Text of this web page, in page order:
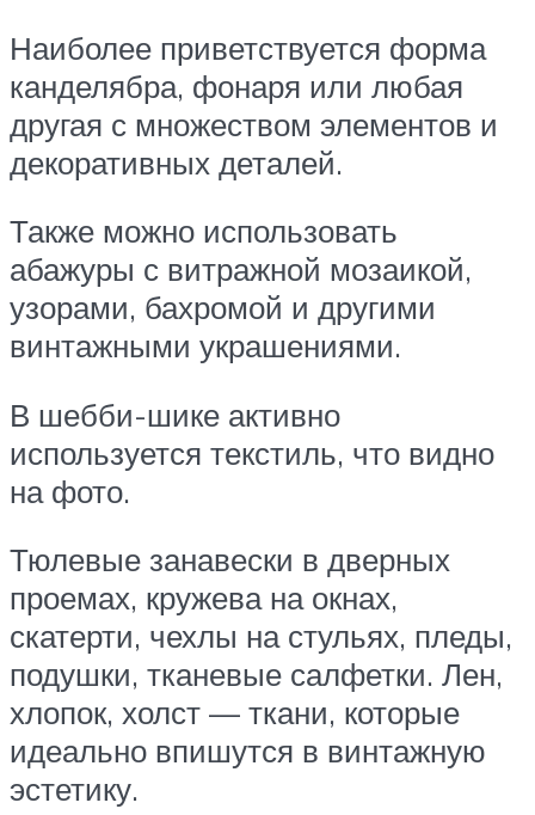
Наиболее приветствуется форма
канделябра, фонаря или любая
другая с множеством элементов и
декоративных деталей.
Также можно использовать
абажуры с витражной мозаикой,
узорами, бахромой и другими
винтажными украшениями.
В шебби-шике активно
используется текстиль, что видно
на фото.
Тюлевые занавески в дверных
проемах, кружева на окнах,
скатерти, чехлы на стульях, пледы,
подушки, тканевые салфетки. Лен,
хлопок, холст — ткани, которые
идеально впишутся в винтажную
эстетику.